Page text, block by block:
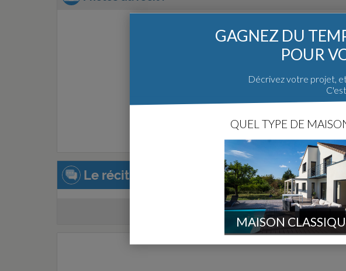
Le récit de la construction :
Créer un récit de construction
GAGNEZ DU
POUR
Décrivez votre projet,
QUEL TYPE DE
MAISON